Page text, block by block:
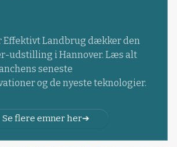
Effektivt Landbrug dækker den
udstilling i Hannover. Læs alt
seneste
og de nyeste teknologier.
Se flere emner her